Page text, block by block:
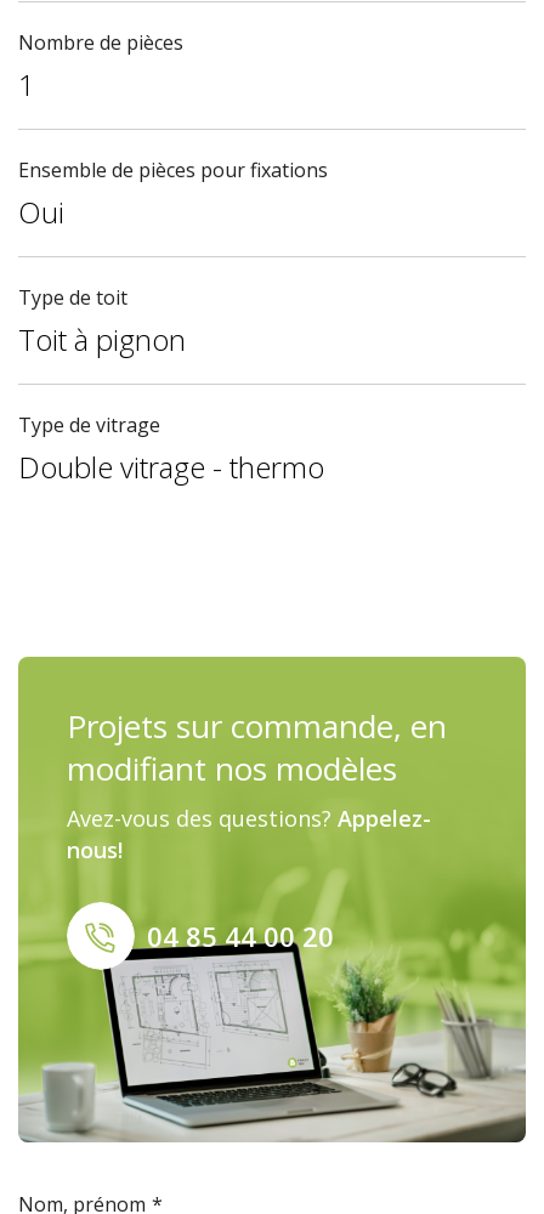
Nombre de pièces
1
Ensemble de pièces pour fixations
Oui
Type de toit
Toit à pignon
Type de vitrage
Double vitrage - thermo
Projets sur commande, en
modifiant nos modèles
Avez-vous des questions? Appelez-
nous!
04 85 44 00 20
Nom, prénom